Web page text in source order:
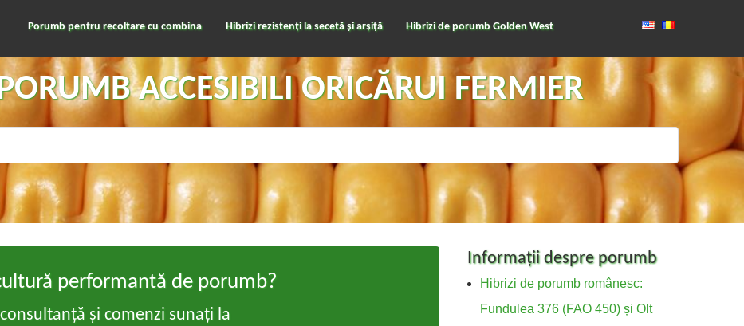
Porumb pentru recoltare cu combina Hibrizi rezistenți la secetă și arșiță Hibrizi de porumb Golden West
ACCESIBILI ORICĂRUI FERMIER
performantă de porumb?
și comenzi sunați la
Informații despre porumb
Hibrizi de porumb românesc:
Fundulea 376 (FAO 450) și Olt